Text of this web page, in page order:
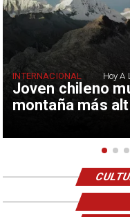
Joven chileno
montaña más
INTERNACIONAL Hoy A